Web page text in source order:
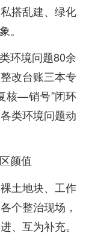
搭乱建、绿化
。
环境问题80余
改台账三本专
核—销号”闭环
类环境问题动
颜值
土地块、工作
个整治现场，
、互为补充。